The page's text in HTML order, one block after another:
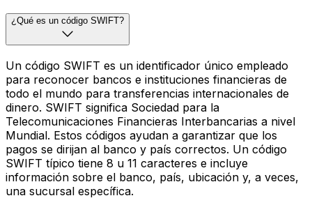
¿Qué es un código SWIFT?
Un código SWIFT es un identificador único empleado
para reconocer bancos e instituciones financieras de
todo el mundo para transferencias internacionales de
dinero. SWIFT significa Sociedad para la
Telecomunicaciones Financieras Interbancarias a nivel
Mundial. Estos códigos ayudan a garantizar que los
pagos se dirijan al banco y país correctos. Un código
SWIFT típico tiene 8 u 11 caracteres e incluye
información sobre el banco, país, ubicación y, a veces,
una sucursal específica.